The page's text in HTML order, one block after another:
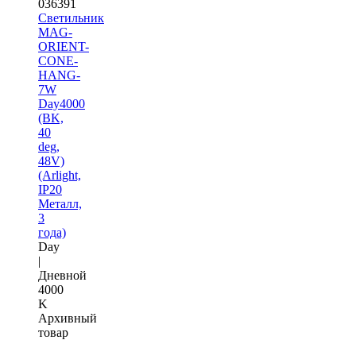
036391
Светильник
MAG-
ORIENT-
CONE-
HANG-
7W
Day4000
(BK,
40
deg,
48V)
(Arlight,
IP20
Металл,
3
года)
Day
|
Дневной
4000
K
Архивный
товар